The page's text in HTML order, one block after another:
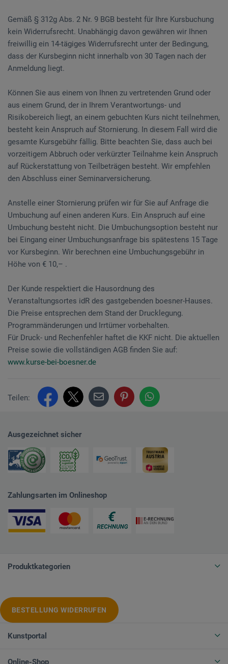
Gemäß § 312g Abs. 2 Nr. 9 BGB besteht für Ihre Kursbuchung
kein Widerrufsrecht. Unabhängig davon gewähren wir Ihnen
freiwillig ein 14-tägiges Widerrufsrecht unter der Bedingung,
dass der Kursbeginn nicht innerhalb von 30 Tagen nach der
Anmeldung liegt.
Können Sie aus einem von Ihnen zu vertretenden Grund oder
aus einem Grund, der in Ihrem Verantwortungs- und
Risikobereich liegt, an einem gebuchten Kurs nicht teilnehmen,
besteht kein Anspruch auf Stornierung. In diesem Fall wird die
gesamte Kursgebühr fällig. Bitte beachten Sie, dass auch bei
vorzeitigem Abbruch oder verkürzter Teilnahme kein Anspruch
auf Rückerstattung von Teilbeträgen besteht. Wir empfehlen
den Abschluss einer Seminarversicherung.
Anstelle einer Stornierung prüfen wir für Sie auf Anfrage die
Umbuchung auf einen anderen Kurs. Ein Anspruch auf eine
Umbuchung besteht nicht. Die Umbuchungsoption besteht nur
bei Eingang einer Umbuchungsanfrage bis spätestens 15 Tage
vor Kursbeginn. Wir berechnen eine Umbuchungsgebühr in
Höhe von € 10,– .
Der Kunde respektiert die Hausordnung des
Veranstaltungsortes idR des gastgebenden boesner-Hauses.
Die Preise entsprechen dem Stand der Drucklegung.
Programmänderungen und Irrtümer vorbehalten.
Für Druck- und Rechenfehler haftet die KKF nicht. Die aktuellen
Preise sowie die vollständigen AGB finden Sie auf:
www.kurse-bei-boesner.de
Teilen:
Ausgezeichnet sicher
Zahlungsarten im Onlineshop
Produktkategorien
BESTELLUNG WIDERRUFEN
Kunstportal
Online-Shop